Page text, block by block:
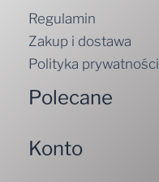
Regulamin
Zakup i dostawa
Polityka prywatności
Polecane
Konto